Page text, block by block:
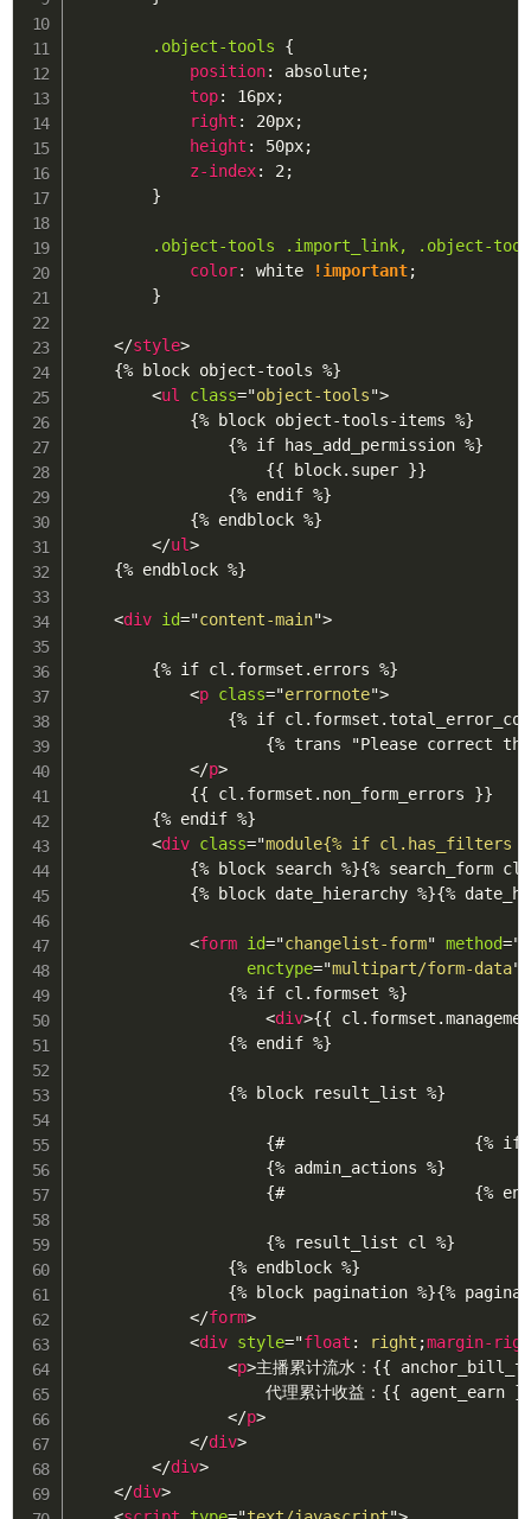
.object-tools
{
position: absolute;
top: 16px;
right : 20px;
height : 50px;
z-index: 2 ;
}
.object-tools .import_link, .object-
color: white !important;
}
</style>
    {% block object-tools %}
<ul class="object-tools">
            {% block object-tools-items %}
                {% if has_add_permission %}
                    {{ block.super }}
                {% endif %}
            {% endblock %}
</ul>
    {% endblock %}
<div id="content-main">
        {% if cl.formset.errors %}
<p class="errornote">
{% if
{% trans "Please correct
</p>
            {{ cl.formset.non_form_errors }}
        {% endif %}
<div class="module{% if cl.has_filters
{% block search %}{% search_form cl
{% block date_hierarchy %}{%
<form id="changelist-form" method="
enctype="multipart/form-data"
                {% if cl.formset %}
<div>{{
                {% endif %}
                {% block result_list %}
{#                    {% if
                    {% admin_actions %}
{#                    {%
                    {% result_list cl %}
                {% endblock %}
{% block pagination %}{%
</form>
<div style="float : right ;margin-
<p>主播累计流水：{{
代理累计收益：{{ agent_earn
</p>
</div>
</div>
</div>